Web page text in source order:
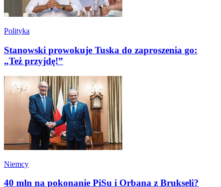
Polityka
Stanowski prowokuje Tuska do zaproszenia go:
„Też przyjdę!”
Niemcy
40 mln na pokonanie PiSu i Orbana z Brukseli?